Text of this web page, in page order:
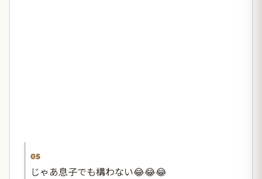
05
じゃあ息子でも構わない😂😂😂